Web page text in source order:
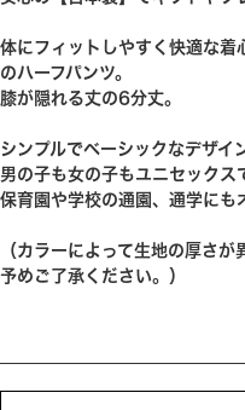
体にフィットしやすく快適な着
のハーフパンツ。
膝が隠れる丈の6分丈。
シンプルでベーシックなデザイン
男の子も女の子もユニセックス
保育園や学校の通園、通学にも
（カラーによって生地の厚さが
予めご了承ください。）